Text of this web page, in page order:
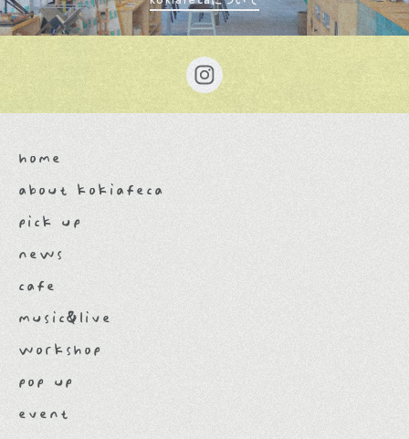
home
about kokiafeca
pick up
news
cafe
music&live
workshop
pop up
event